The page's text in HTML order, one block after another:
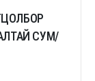
СУМ/